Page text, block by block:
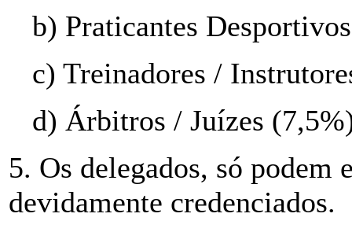
b) Praticantes
c) Treinadores /
d) Árbitros / Juízes
5. Os delegados, só
devidamente credenciados.